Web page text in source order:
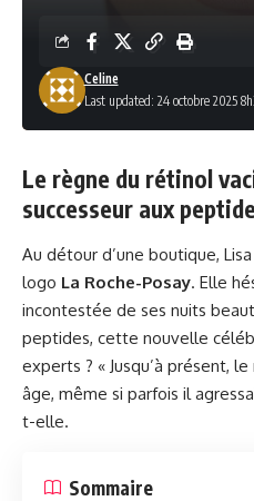
Last updated: 24 octobre 2025
Celine
Le règne du rétinol
successeur aux
Au détour d’une boutique,
logo La Roche-Posay. Elle
incontestée de ses nuits
peptides, cette nouvelle
experts ? « Jusqu’à présent,
âge, même si parfois il
t-elle.
Sommaire